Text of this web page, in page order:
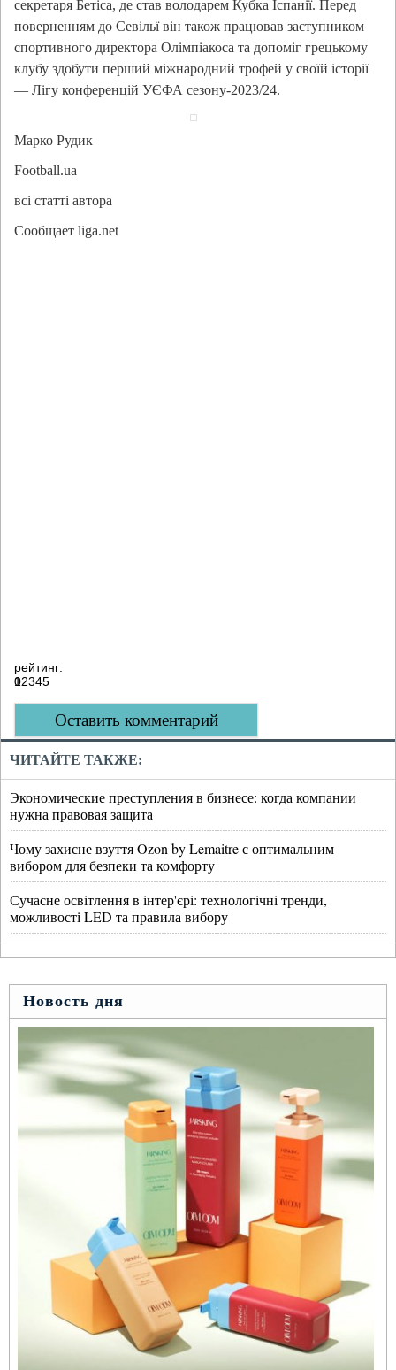
секретаря Бетіса, де став володарем Кубка Іспанії. Перед
поверненням до Севільї він також працював заступником
спортивного директора Олімпіакоса та допоміг грецькому
клубу здобути перший міжнародний трофей у своїй історії
— Лігу конференцій УЄФА сезону-2023/24.
Марко Рудик
Football.ua
всі статті автора
Сообщает liga.net
рейтинг:
0
12345
Оставить комментарий
ЧИТАЙТЕ ТАКЖЕ:
Экономические преступления в бизнесе: когда компании
нужна правовая защита
Чому захисне взуття Ozon by Lemaitre є оптимальним
вибором для безпеки та комфорту
Сучасне освітлення в інтер'єрі: технологічні тренди,
можливості LED та правила вибору
Новость дня